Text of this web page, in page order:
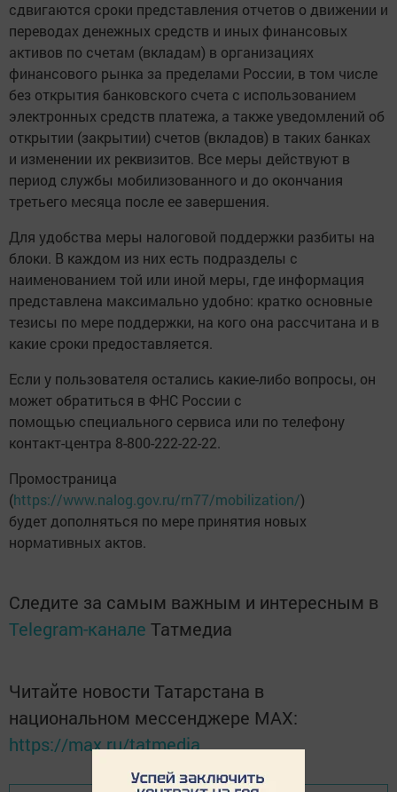
сдвигаются сроки представления отчетов о движении и
переводах денежных средств и иных финансовых
активов по счетам (вкладам) в организациях
финансового рынка за пределами России, в том числе
без открытия банковского счета с использованием
электронных средств платежа, а также уведомлений об
открытии (закрытии) счетов (вкладов) в таких банках
и изменении их реквизитов. Все меры действуют в
период службы мобилизованного и до окончания
третьего месяца после ее завершения.
Для удобства меры налоговой поддержки разбиты на
блоки. В каждом из них есть подразделы с
наименованием той или иной меры, где информация
представлена максимально удобно: кратко основные
тезисы по мере поддержки, на кого она рассчитана и в
какие сроки предоставляется.
Если у пользователя остались какие-либо вопросы, он
может обратиться в ФНС России с
помощью специального сервиса или по телефону
контакт-центра 8-800-222-22-22.
Промостраница
(https://www.nalog.gov.ru/rn77/mobilization/)
будет дополняться по мере принятия новых
нормативных актов.
Следите за самым важным и интересным в
Telegram-канале Татмедиа
Читайте новости Татарстана в
национальном мессенджере MАХ:
https://max.ru/tatmedia